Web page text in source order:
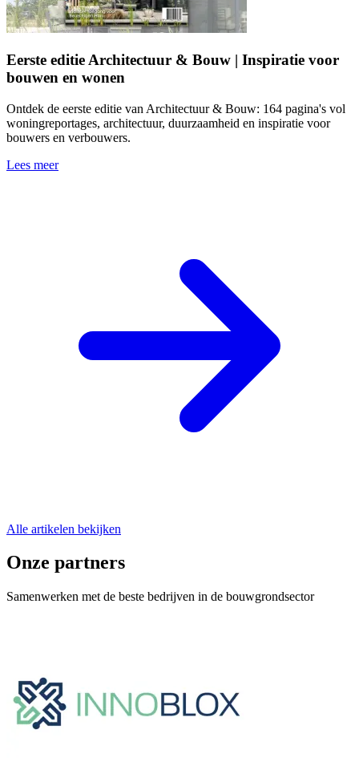
Eerste editie Architectuur & Bouw | Inspiratie voor
bouwen en wonen
Ontdek de eerste editie van Architectuur & Bouw: 164 pagina's vol
woningreportages, architectuur, duurzaamheid en inspiratie voor
bouwers en verbouwers.
Lees meer
Alle artikelen bekijken
Onze partners
Samenwerken met de beste bedrijven in de bouwgrondsector